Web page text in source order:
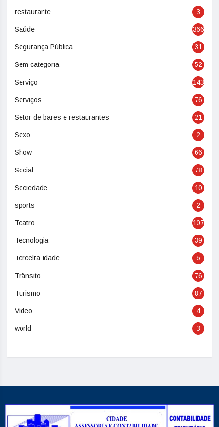
restaurante 3
Saúde 366
Segurança Pública 31
Sem categoria 52
Serviço 143
Serviços 76
Setor de bares e restaurantes 21
Sexo 2
Show 66
Social 78
Sociedade 10
sports 2
Teatro 107
Tecnologia 39
Terceira Idade 6
Trânsito 76
Turismo 87
Video 4
world 3